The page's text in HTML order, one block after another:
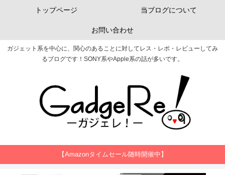
ガジェット系を中心に、関心のあることに対してレス・レポ・レビューしてみ
るブログです！SONY系やApple系の話が多いです。
トップページ 当ブログについて
お問い合わせ
【Amazonタイムセール随時開催中】